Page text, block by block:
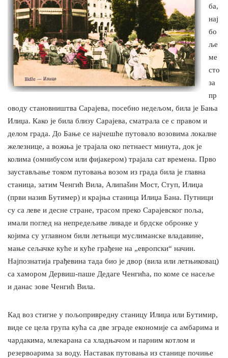
ба,
нај
бо
ље
ме
сто
за
пр
оводу становништва Сарајева, посебно недељом, била је Бања
Илиџа. Како је била близу Сарајева, сматрала се с правом и
делом града. До Бање се најчешће путовало возовима локалне
железнице, а вожња је трајала око петнаест минута, док је
колима (омнибусом или фијакером) трајала сат времена. Прво
заустављање током путовања возом из града била је главна
станица, затим Ченгић Вила, Алипаšин Мост, Ступ, Илиџа
(први назив Бутимер) и крајња станица Илиџа Бана. Путници
су са леве и десне стране, трасом преко Сарајевског поља,
имали поглед на непредељиве ливаде и брдске обронке у
којима су углавном били летњици муслиманске владавине,
мање сељачке куће и куће грађене на „европски“ начин.
Најпознатија грађевина тада био је двор (вила или летњиковац)
са хамором Дервиш-паше Дедаге Ченгића, по коме се насеље
и данас зове Ченгић Вила.
Кад воз стигне у пољопривредну станицу Илиџа или Бутимир,
виде се цела група кућа са две зграде економије са амбарима и
чардакима, млекарана са хладњачом и парним котлом и
резервоарима за воду. Наставак путовања из станице почиње